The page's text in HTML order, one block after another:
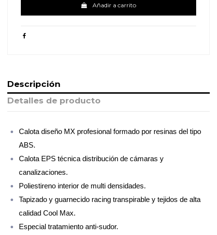
Añadir a carrito
Descripción
Detalles de producto
Calota diseño MX profesional formado por resinas del tipo
ABS.
Calota EPS técnica distribución de cámaras y
canalizaciones.
Poliestireno interior de multi densidades.
Tapizado y guarnecido racing transpirable y tejidos de alta
calidad Cool Max.
Especial tratamiento anti-sudor.